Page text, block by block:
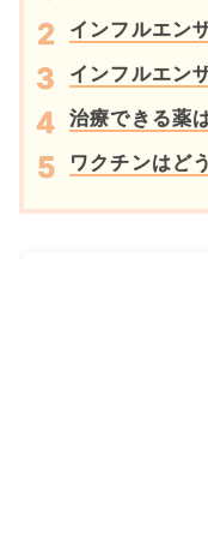
インフルエン
インフルエン
治療できる薬
ワクチンはど